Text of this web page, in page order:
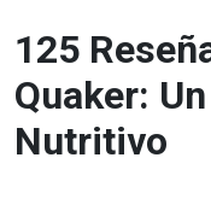
125
Quaker:
Nutritivo